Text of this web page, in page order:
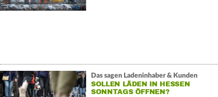
Das sagen Ladeninhaber & Kunden
SOLLEN LÄDEN IN HESSEN
SONNTAGS ÖFFNEN?